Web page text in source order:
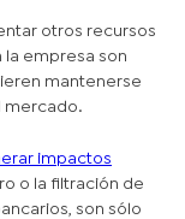
otros recursos
la empresa son
mantenerse
mercado.
impactos
o la filtración de
son sólo